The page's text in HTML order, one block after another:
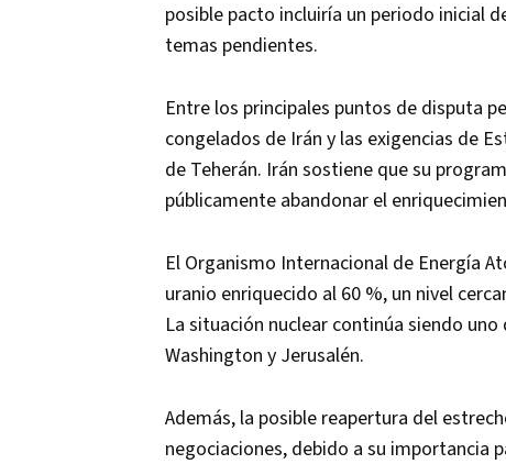
posible pacto incluiría un periodo inicial
temas pendientes.
Entre los principales puntos de disputa
congelados de Irán y las exigencias de
de Teherán. Irán sostiene que su
públicamente abandonar el
El Organismo Internacional de Energía
uranio enriquecido al 60 %, un nivel
La situación nuclear continúa siendo
Washington y Jerusalén.
Además, la posible reapertura del
negociaciones, debido a su importancia